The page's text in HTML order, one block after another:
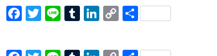
F T Li T Li C S